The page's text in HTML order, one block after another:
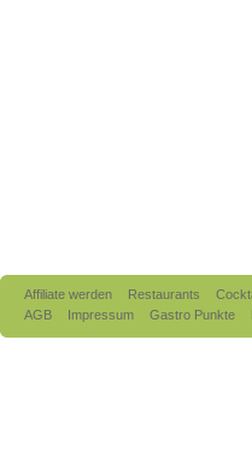
Affiliate werden Restaurants
AGB
Impressum Gastro Punkte